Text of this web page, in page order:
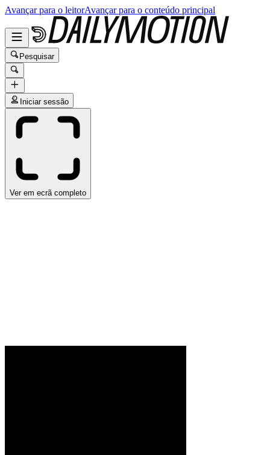
Avançar para o leitorAvançar para o conteúdo principal
Pesquisar
Iniciar sessão
Ver em ecrã completo